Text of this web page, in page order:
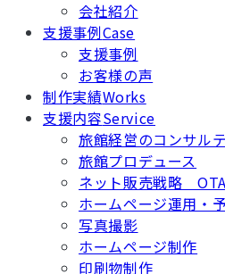
会社紹介
支援事例Case
支援事例
お客様の声
制作実績Works
支援内容Service
旅館経営のコンサル
旅館プロデュース
ネット販売戦略
ホームページ運用・
写真撮影
ホームページ制作
印刷物制作